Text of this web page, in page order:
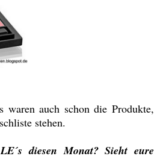
waren auch schon die Produkte,
stehen.
diesen Monat? Sieht eure